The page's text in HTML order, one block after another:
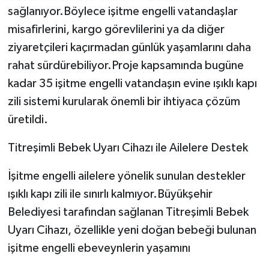
sağlanıyor.Böylece işitme engelli vatandaşlar
misafirlerini, kargo görevlilerini ya da diğer
ziyaretçileri kaçırmadan günlük yaşamlarını daha
rahat sürdürebiliyor.Proje kapsamında bugüne
kadar 35 işitme engelli vatandaşın evine ışıklı kapı
zili sistemi kurularak önemli bir ihtiyaca çözüm
üretildi.
Titreşimli Bebek Uyarı Cihazı ile Ailelere Destek
İşitme engelli ailelere yönelik sunulan destekler
ışıklı kapı zili ile sınırlı kalmıyor.Büyükşehir
Belediyesi tarafından sağlanan Titreşimli Bebek
Uyarı Cihazı, özellikle yeni doğan bebeği bulunan
işitme engelli ebeveynlerin yaşamını